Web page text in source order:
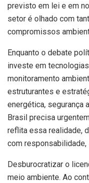
previsto em lei e em
setor é olhado com
compromissos
Enquanto o debate
investe em
monitoramento
estruturantes e
energética, segurança
Brasil precisa
reflita essa realidade,
com responsabilidade,
Desburocratizar o
meio ambiente. Ao